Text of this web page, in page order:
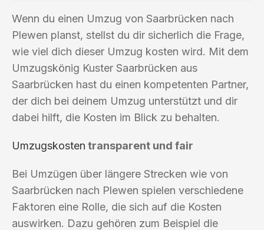
Wenn du einen Umzug von Saarbrücken nach
Plewen planst, stellst du dir sicherlich die Frage,
wie viel dich dieser Umzug kosten wird. Mit dem
Umzugskönig Kuster Saarbrücken aus
Saarbrücken hast du einen kompetenten Partner,
der dich bei deinem Umzug unterstützt und dir
dabei hilft, die Kosten im Blick zu behalten.
Umzugskosten transparent und fair
Bei Umzügen über längere Strecken wie von
Saarbrücken nach Plewen spielen verschiedene
Faktoren eine Rolle, die sich auf die Kosten
auswirken. Dazu gehören zum Beispiel die